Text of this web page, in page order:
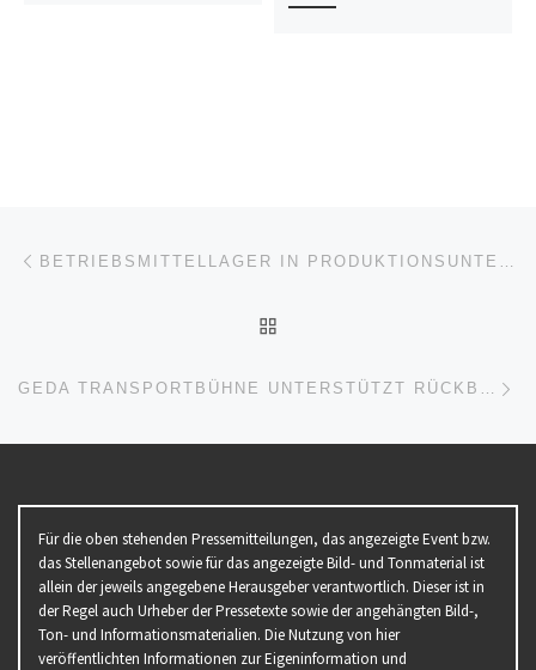
Beitragsnavigation
GEDA TRANSPORTBÜHNE UNTERSTÜTZT RÜCKBAUARBEITEN AN HISTORISCHEM SCHORNSTEIN IN LE HAVRE
Für die oben stehenden Pressemitteilungen, das angezeigte Event bzw.
das Stellenangebot sowie für das angezeigte Bild- und Tonmaterial ist
allein der jeweils angegebene Herausgeber verantwortlich. Dieser ist in
der Regel auch Urheber der Pressetexte sowie der angehängten Bild-,
Ton- und Informationsmaterialien. Die Nutzung von hier
veröffentlichten Informationen zur Eigeninformation und